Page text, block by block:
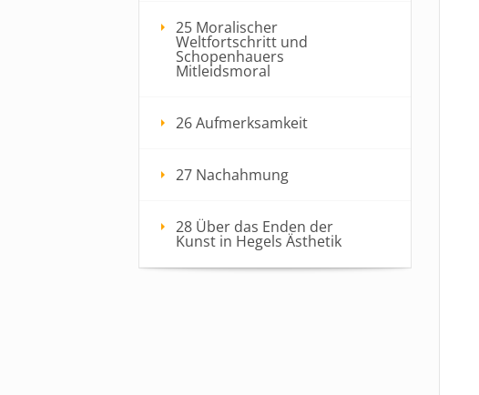
25 Moralischer
Weltfortschritt und
Schopenhauers
Mitleidsmoral
26 Aufmerksamkeit
27 Nachahmung
28 Über das Enden der
Kunst in Hegels Ästhetik